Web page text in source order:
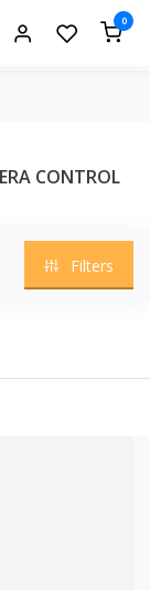
0
CONTROL
Filters